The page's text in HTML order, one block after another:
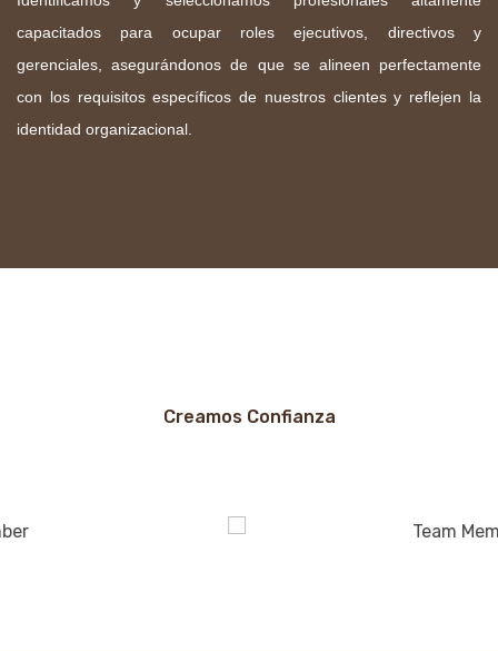
capacitados para ocupar roles ejecutivos, directivos y
gerenciales, asegurándonos de que se alineen perfectamente
con los requisitos específicos de nuestros clientes y reflejen la
identidad organizacional.
Creamos Confianza